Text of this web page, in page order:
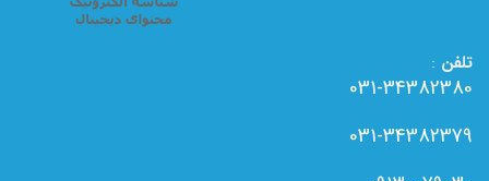
تلفن :
031-34382380
031-34382379